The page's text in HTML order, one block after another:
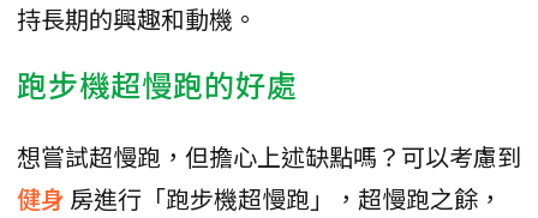
持長期的興趣和動機。
跑步機超慢跑的好處
想嘗試超慢跑，但擔心上述缺點嗎？可以考慮到
健身 房進行「跑步機超慢跑」，超慢跑之餘，